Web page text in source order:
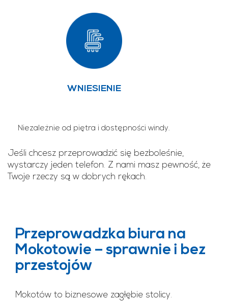
WNIESIENIE
Niezależnie od piętra i dostępności windy.
Jeśli chcesz przeprowadzić się bezboleśnie,
wystarczy jeden telefon. Z nami masz pewność, że
Twoje rzeczy są w dobrych rękach.
Przeprowadzka biura na
Mokotowie – sprawnie i bez
przestojów
Mokotów to biznesowe zagłębie stolicy.